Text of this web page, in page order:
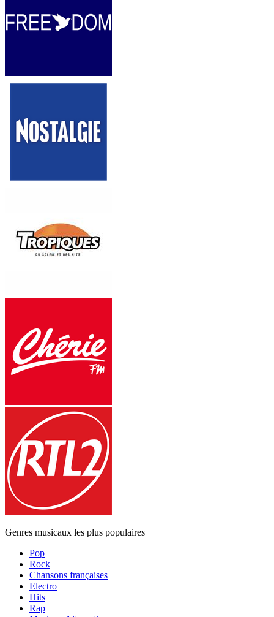
Genres musicaux les plus populaires
Pop
Rock
Chansons françaises
Electro
Hits
Rap